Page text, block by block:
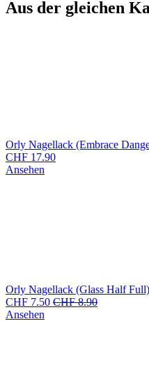
Aus der gleichen
Orly Nagellack (Embrace
CHF 17.90
Ansehen
Orly Nagellack (Glass Half Full)
CHF 7.50 CHF8.90
Ansehen